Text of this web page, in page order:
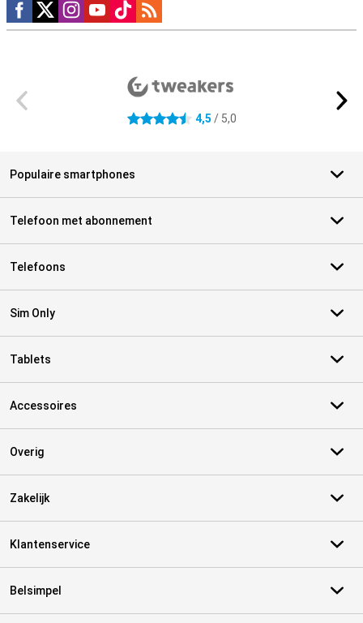
Social media
4.5 sterren 4,5 / 5,0
Populaire smartphones
Telefoon met abonnement
Telefoons
Sim Only
Tablets
Accessoires
Overig
Zakelijk
Klantenservice
Belsimpel